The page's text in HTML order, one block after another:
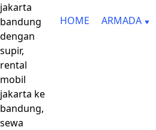
jakarta
bandung
dengan
supir,
rental
mobil
jakarta ke
bandung,
sewa
HOME ARMADA